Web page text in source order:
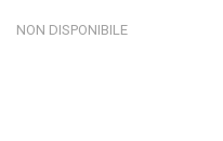
NON DISPONIBILE